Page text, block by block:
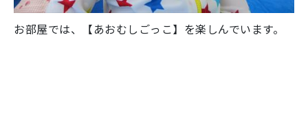
お部屋では、【あおむしごっこ】を楽しんでいます。